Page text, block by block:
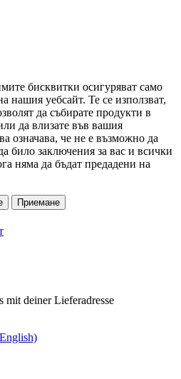
бисквитки осигуряват само
нашия уебсайт. Те се използват,
да събирате продукти в
да влизате във вашия
означава, че не е възможно да
било заключения за вас и всички
няма да бъдат предадени на
Приемане
mit deiner Lieferadresse